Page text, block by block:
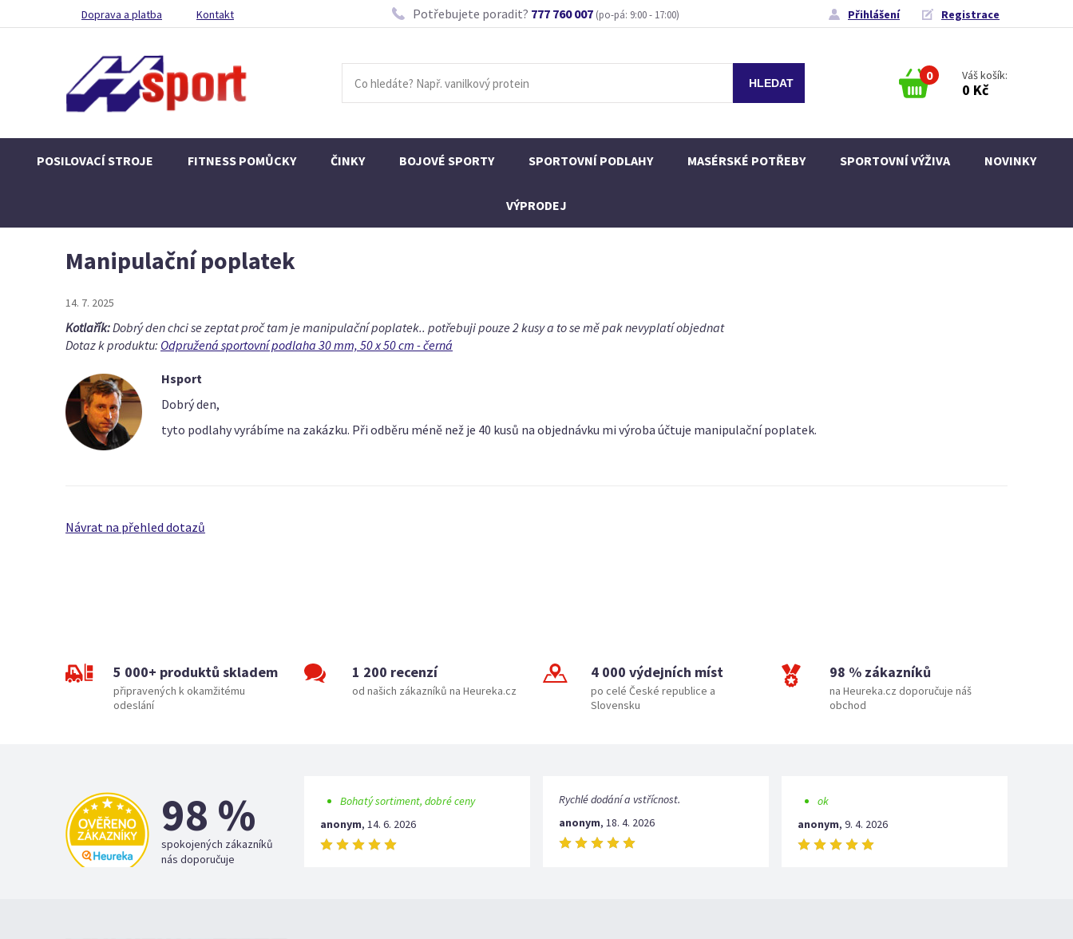
Doprava a platba Kontakt Potřebujete poradit? 777 760 007 (po-pá: 9:00 - 17:00) Přihlášení Registrace
0 Váš košík:
0 Kč
POSILOVACÍ STROJE FITNESS POMŮCKY ČINKY BOJOVÉ SPORTY SPORTOVNÍ PODLAHY MASÉRSKÉ POTŘEBY SPORTOVNÍ VÝŽIVA NOVINKY
VÝPRODEJ
Manipulační poplatek
14. 7. 2025
Kotlařík:Dobrý den chci se zeptat proč tam je manipulační poplatek.. potřebuji pouze 2 kusy a to se mě pak nevyplatí objednat
Dotaz k produktu: Odpružená sportovní podlaha 30 mm, 50 x 50 cm - černá
Hsport
Dobrý den,
tyto podlahy vyrábíme na zakázku. Při odběru méně než je 40 kusů na objednávku mi výroba účtuje manipulační poplatek.
Návrat na přehled dotazů
5 000+ produktů skladem
připravených k okamžitému
odeslání
1 200 recenzí
od našich zákazníků na Heureka.cz
4 000 výdejních míst
po celé České republice a
Slovensku
98 % zákazníků
na Heureka.cz doporučuje náš
obchod
98 %
spokojených zákazníků
nás doporučuje
Bohatý sortiment, dobré ceny
anonym, 14. 6. 2026
Rychlé dodání a vstřícnost.
anonym, 18. 4. 2026
ok
anonym, 9. 4. 2026